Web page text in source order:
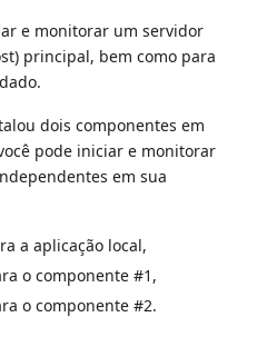
e monitorar um servidor
principal, bem como para
dois componentes em
pode iniciar e monitorar
em sua
a aplicação local,
o componente #1,
o componente #2.